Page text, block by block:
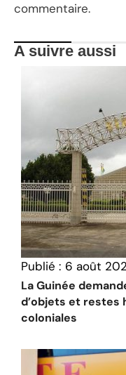
commentaire.
A suivre aussi
Publié : 6 août
La Guinée
d’objets et restes
coloniales